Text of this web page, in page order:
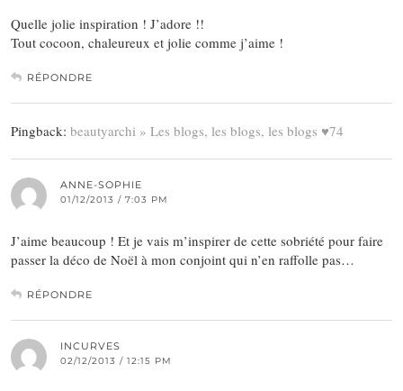
Quelle jolie inspiration ! J’adore !!
Tout cocoon, chaleureux et jolie comme j’aime !
RÉPONDRE
Pingback: beautyarchi » Les blogs, les blogs, les blogs ♥74
ANNE-SOPHIE
01/12/2013 / 7:03 PM
J’aime beaucoup ! Et je vais m’inspirer de cette sobriété pour faire
passer la déco de Noël à mon conjoint qui n’en raffolle pas…
RÉPONDRE
INCURVES
02/12/2013 / 12:15 PM